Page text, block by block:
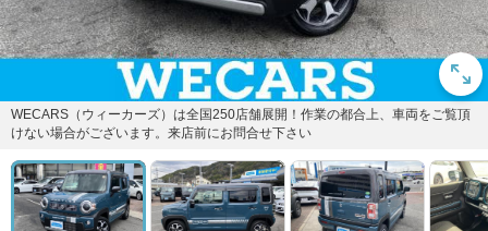
WECARS（ウィーカーズ）は全国250店舗展開！作業の都合上、車両をご覧頂
けない場合がございます。来店前にお問合せ下さい